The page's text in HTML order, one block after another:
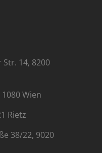
Str. 14, 8200
Wien
Rietz
38/22, 9020